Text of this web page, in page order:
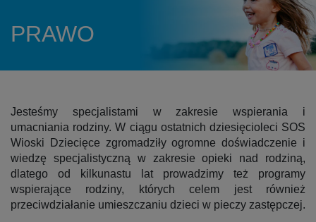
PRAWO
Jesteśmy specjalistami w zakresie wspierania i
umacniania rodziny. W ciągu ostatnich dziesięcioleci SOS
Wioski Dziecięce zgromadziły ogromne doświadczenie i
wiedzę specjalistyczną w zakresie opieki nad rodziną,
dlatego od kilkunastu lat prowadzimy też programy
wspierające rodziny, których celem jest również
przeciwdziałanie umieszczaniu dzieci w pieczy zastępczej.